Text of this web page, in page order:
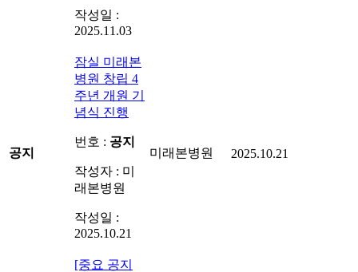
작성일 :
2025.11.03
공지
잠실 미래본
병원 창립 4
주년 개원 기
념식 진행
번호 : 공지
작성자 : 미
래본병원
작성일 :
2025.10.21
미래본병원 2025.10.21
[중요 공지